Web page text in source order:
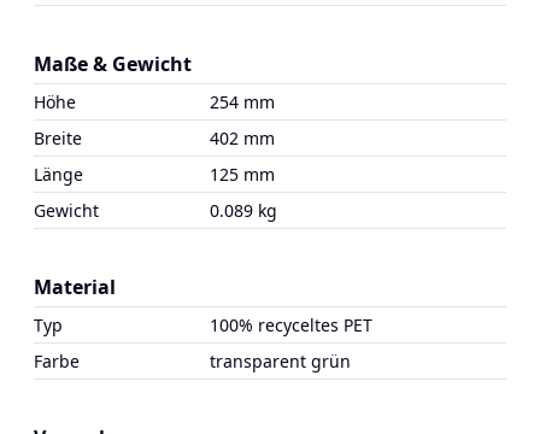
Maße & Gewicht
Höhe
254 mm
Breite
402 mm
Länge
125 mm
Gewicht
0.089 kg
Material
Typ
100% recyceltes PET
Farbe
transparent grün